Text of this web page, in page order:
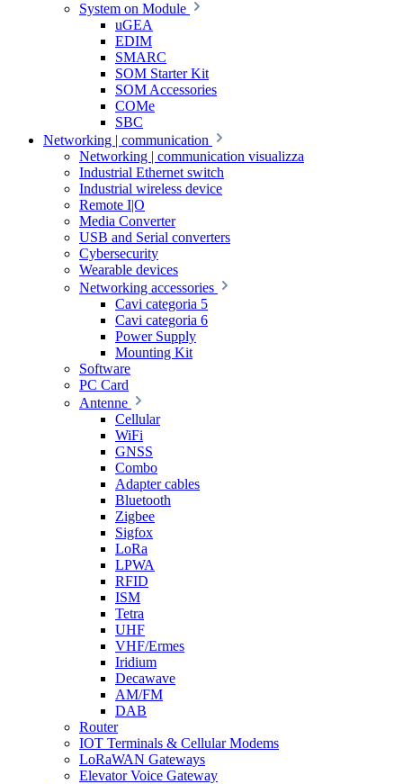
System on Module
uGEA
EDIM
SMARC
SOM Starter Kit
SOM Accessories
COMe
SBC
Networking | communication
Networking | communication visualizza
Industrial Ethernet switch
Industrial wireless device
Remote I|O
Media Converter
USB and Serial converters
Cybersecurity
Wearable devices
Networking accessories
Cavi categoria 5
Cavi categoria 6
Power Supply
Mounting Kit
Software
PC Card
Antenne
Cellular
WiFi
GNSS
Combo
Adapter cables
Bluetooth
Zigbee
Sigfox
LoRa
LPWA
RFID
ISM
Tetra
UHF
VHF/Ermes
Iridium
Decawave
AM/FM
DAB
Router
IOT Terminals & Cellular Modems
LoRaWAN Gateways
Elevator Voice Gateway